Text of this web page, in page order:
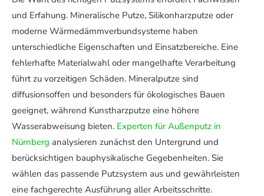
und Erfahung. Mineralische Putze, Silikonharzputze oder
moderne Wärmedämmverbundsysteme haben
unterschiedliche Eigenschaften und Einsatzbereiche. Eine
fehlerhafte Materialwahl oder mangelhafte Verarbeitung
führt zu vorzeitigen Schäden. Mineralputze sind
diffusionsoffen und besonders für ökologisches Bauen
geeignet, während Kunstharzputze eine höhere
Wasserabweisung bieten. Experten für Außenputz in
Nürnberg analysieren zunächst den Untergrund und
berücksichtigen bauphysikalische Gegebenheiten. Sie
wählen das passende Putzsystem aus und gewährleisten
eine fachgerechte Ausführung aller Arbeitsschritte.